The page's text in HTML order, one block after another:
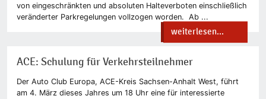
von eingeschränkten und absoluten Halteverboten einschließlich
veränderter Parkregelungen vollzogen worden. Ab ...
weiterlesen...
ACE: Schulung für Verkehrsteilnehmer
Der Auto Club Europa, ACE-Kreis Sachsen-Anhalt West, führt
am 4. März dieses Jahres um 18 Uhr eine für interessierte